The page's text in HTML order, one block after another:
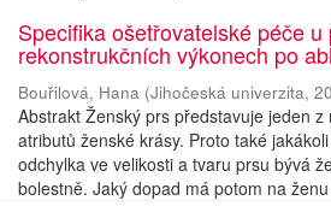
Specifika ošetřovatelské péče
rekonstrukčních výkonech po
Bouřilová, Hana (Jihočeská univerzita,
Abstrakt Ženský prs představuje jeden z
atributů ženské krásy. Proto také
odchylka ve velikosti a tvaru prsu bývá
bolestně. Jaký dopad má potom na